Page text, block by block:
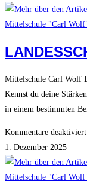
Mittelschule "Carl
Mittelschule Carl Wolf
Kennst du deine
in einem bestimmten
Kommentare deaktiviert
1. Dezember 2025
Mittelschule "Carl